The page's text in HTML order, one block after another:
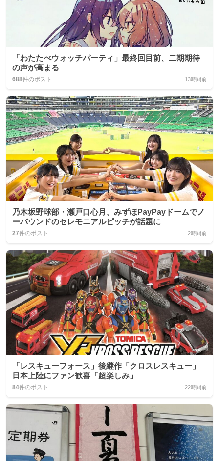
「わたたべウォッチパーティ」最終回目前、二期期待
の声が高まる
688件のポスト 13時間前
乃木坂野球部・瀬戸口心月、みずほPayPayドームでノ
ーバウンドのセレモニアルピッチが話題に
27件のポスト 2時間前
「レスキューフォース」後継作「クロスレスキュー」
日本上陸にファン歓喜「超楽しみ」
84件のポスト 22時間前